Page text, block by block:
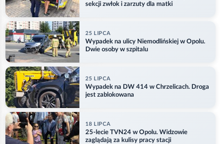
sekcji zwłok i zarzuty dla matki
25 LIPCA
Wypadek na ulicy Niemodlińskiej w Opolu.
Dwie osoby w szpitalu
25 LIPCA
Wypadek na DW 414 w Chrzelicach. Droga
jest zablokowana
18 LIPCA
25-lecie TVN24 w Opolu. Widzowie
zaglądają za kulisy pracy stacji